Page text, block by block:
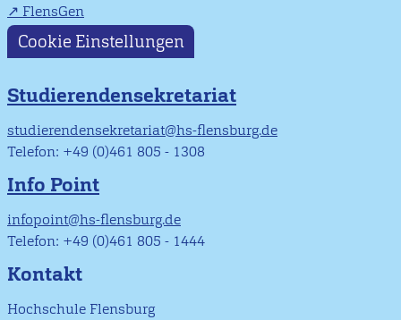
FlensGen
Cookie Einstellungen
Studierendensekretariat
studierendensekretariat@hs-flensburg.de
Telefon: +49 (0)461 805 - 1308
Info Point
infopoint@hs-flensburg.de
Telefon: +49 (0)461 805 - 1444
Kontakt
Hochschule Flensburg